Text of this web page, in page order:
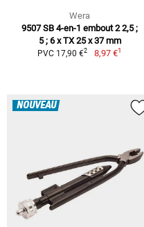
Wera
9507 SB 4-en-1 embout 2 2,5 ;
5 ; 6 x TX 25 x 37 mm
PVC 17,90 €2 8,97 €1
NOUVEAU